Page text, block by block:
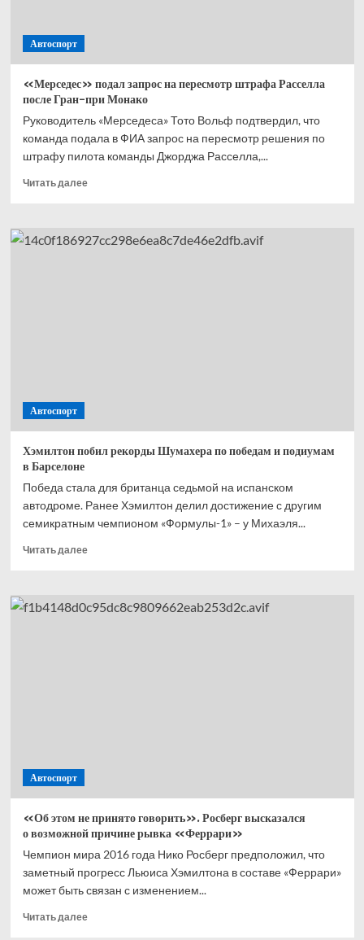
Леклера,
скорость
Расселла
—
разбор
Автоспорт
«Мерседес» подал запрос на пересмотр штрафа Расселла
после Гран-при Монако
Руководитель «Мерседеса» Тото Вольф подтвердил, что
команда подала в ФИА запрос на пересмотр решения по
штрафу пилота команды Джорджа Расселла,...
Читать далееПрочитать
подал
Автоспорт
Хэмилтон побил рекорды Шумахера по победам и подиумам
в Барселоне
Победа стала для британца седьмой на испанском
автодроме. Ранее Хэмилтон делил достижение с другим
семикратным чемпионом «Формулы-1» – у Михаэля...
Читать далееПрочитать
побил
Автоспорт
«Об этом не принято говорить». Росберг высказался
о возможной причине рывка «Феррари»
Чемпион мира 2016 года Нико Росберг предположил, что
заметный прогресс Льюиса Хэмилтона в составе «Феррари»
может быть связан с изменением...
Читать далееПрочитать